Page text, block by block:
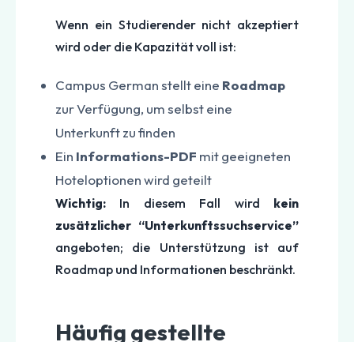
Wenn ein Studierender nicht akzeptiert
wird oder die Kapazität voll ist:
Campus German stellt eine Roadmap
zur Verfügung, um selbst eine
Unterkunft zu finden
Ein Informations-PDF mit geeigneten
Hoteloptionen wird geteilt
Wichtig: In diesem Fall wird kein
zusätzlicher “Unterkunftssuchservice”
angeboten; die Unterstützung ist auf
Roadmap und Informationen beschränkt.
Häufig gestellte